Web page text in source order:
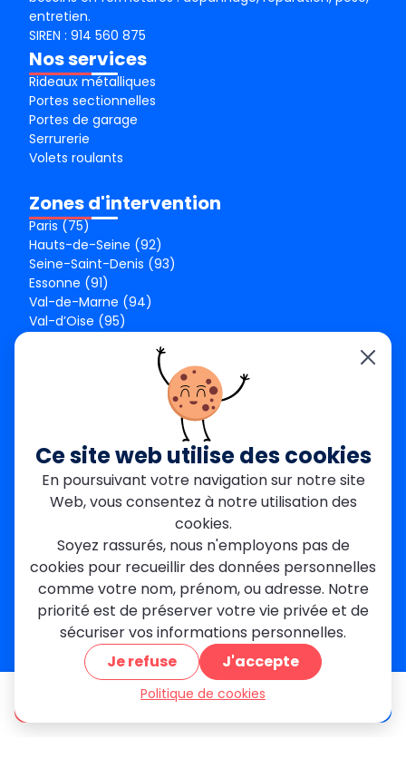
entretien.
SIREN : 914 560 875
Nos services
Rideaux métalliques
Portes sectionnelles
Portes de garage
Serrurerie
Volets roulants
Zones d'intervention
Paris (75)
Hauts-de-Seine (92)
Seine-Saint-Denis (93)
Essonne (91)
Val-de-Marne (94)
Val-d’Oise (95)
Seine-Saint-Denis
Garges-lès-Gonesse
Val-de-Marne
Dourdan
Mantes-la-Jolie
Créteil
Seine-et-Marne
Contact
01 84 24 42 80
contact@metallerie-grand-paris.com
46 bis Av. du Maine, 75015 Paris
Devis gratuit
Ce site web utilise des cookies
En poursuivant votre navigation sur notre site
Web, vous consentez à notre utilisation des
cookies.
Soyez rassurés, nous n'employons pas de
cookies pour recueillir des données personnelles
comme votre nom, prénom, ou adresse. Notre
priorité est de préserver votre vie privée et de
sécuriser vos informations personnelles.
Je refuse
J'accepte
Politique de cookies